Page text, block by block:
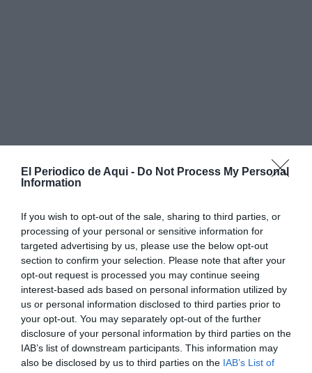
El Periodico de Aqui - Do Not Process My Personal
Information
If you wish to opt-out of the sale, sharing to third parties, or
processing of your personal or sensitive information for
targeted advertising by us, please use the below opt-out
section to confirm your selection. Please note that after your
opt-out request is processed you may continue seeing
interest-based ads based on personal information utilized by
us or personal information disclosed to third parties prior to
your opt-out. You may separately opt-out of the further
disclosure of your personal information by third parties on the
IAB’s list of downstream participants. This information may
also be disclosed by us to third parties on the IAB’s List of
"Los residentes son personal en formación y no
pueden convertirse en la solución para cubrir de
manera sistemática los servicios mínimos durante
una huelga", han señalado desde CSIF, que han